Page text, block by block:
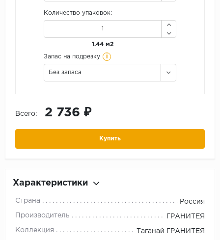
Количество упаковок:
1.44 м2
Запас на подрезку i
Без запаса
Всего: 2 736 ₽
Купить
Характеристики
Страна Россия
Производитель ГРАНИТЕЯ
Коллекция Таганай ГРАНИТЕЯ